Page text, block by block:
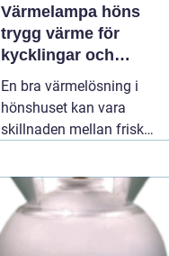
Värmelampa höns
trygg värme för
kycklingar och
vuxna höns
En bra värmelösning i
hönshuset kan vara
skillnaden mellan friska,
onödig stress eller
sjukdom. När
temperaturen faller, eller
när nya kycklingar